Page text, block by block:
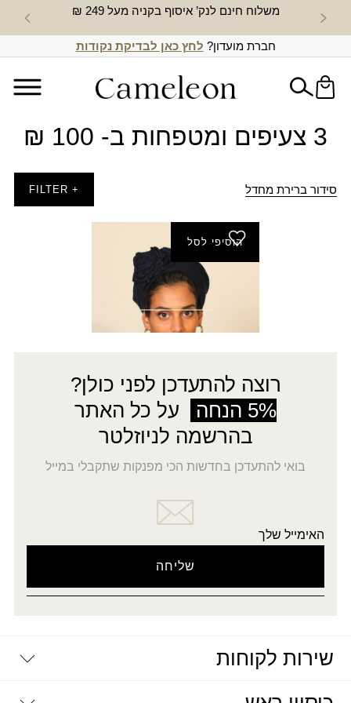
משלוח חינם לנק’ איסוף בקניה מעל 249 ₪ חדש
חברת מועדון? לחץ כאן לבדיקת נקודות
3 צעיפים ומטפחות ב- 100 ₪
סידור ברירת מחדל + FILTER
הוסיפי לסל
ברט אדווה
₪59.00
המחיר
המקורי
היה:
₪30.00
המחיר
הנוכחי
הוא:
רוצה להתעדכן לפני כולן?
5% הנחה
על כל האתר
בהרשמה לניוזלטר
בואי להתעדכן בחדשות הכי מפנקות שתקבלי במייל
האימייל שלך
שירות לקוחות